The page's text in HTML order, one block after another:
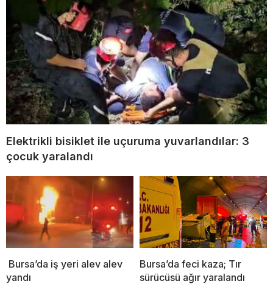
Elektrikli bisiklet ile uçuruma yuvarlandılar: 3
çocuk yaralandı
Bursa’da iş yeri alev alev
yandı
Bursa’da feci kaza; Tır
sürücüsü ağır yaralandı